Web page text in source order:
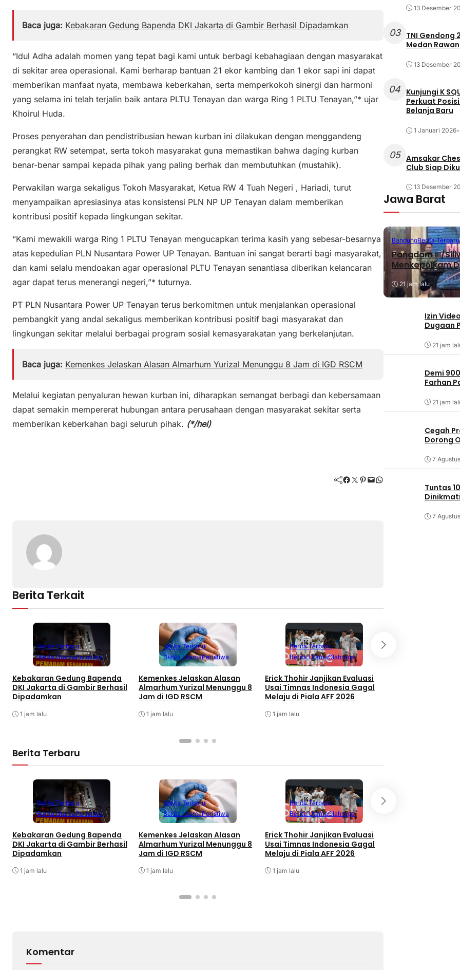
Baca juga: Kebakaran Gedung Bapenda DKI Jakarta di Gambir Berhasil Dipadamkan
“Idul Adha adalah momen yang tepat bagi kami untuk berbagi kebahagiaan dengan masyarakat
di sekitar area operasional. Kami berharap bantuan 21 ekor kambing dan 1 ekor sapi ini dapat
memberikan manfaat nyata, membawa keberkahan, serta memperkokoh sinergi dan harmoni
yang selama ini telah terjalin baik antara PLTU Tenayan dan warga Ring 1 PLTU Tenayan,”* ujar
Khoirul Huda.
Proses penyerahan dan pendistribusian hewan kurban ini dilakukan dengan menggandeng
perangkat RW setempat, serta tokoh masyarakat guna memastikan bahwa daging kurban
benar-benar sampai kepada pihak yang paling berhak dan membutuhkan (mustahik).
Perwakilan warga sekaligus Tokoh Masyarakat, Ketua RW 4 Tuah Negeri , Hariadi, turut
menyampaikan apresiasinya atas konsistensi PLN NP UP Tenayan dalam memberikan
kontribusi positif kepada lingkungan sekitar.
“Kami mewakili warga Ring 1 PLTU Tenayan mengucapkan terima kasih yang sebesar-besarnya
atas kepedulian PLN Nusantara Power UP Tenayan. Bantuan ini sangat berarti bagi masyarakat,
dan kami selalu mendoakan agar operasional PLTU Tenayan senantiasa diberikan kelancaran
agar dapat terus menerangi negeri,”* tuturnya.
PT PLN Nusantara Power UP Tenayan terus berkomitmen untuk menjalankan operasional
pembangkit yang andal sekaligus memberikan kontribusi positif bagi masyarakat dan
lingkungan sekitar melalui berbagai program sosial kemasyarakatan yang berkelanjutan.
Baca juga: Kemenkes Jelaskan Alasan Almarhum Yurizal Menunggu 8 Jam di IGD RSCM
Melalui kegiatan penyaluran hewan kurban ini, diharapkan semangat berbagi dan kebersamaan
dapat semakin mempererat hubungan antara perusahaan dengan masyarakat sekitar serta
memberikan keberkahan bagi seluruh pihak. (*/hel)
Facebook Twitter Pinterest Mail WhatsApp
Berita Terkait
Berita Terbaru
Berita UtamaPeristiwa
Kebakaran Gedung Bapenda
DKI Jakarta di Gambir Berhasil
Dipadamkan
1 jam lalu
Berita Terbaru
Berita UtamaPeristiwa
Kemenkes Jelaskan Alasan
Almarhum Yurizal Menunggu 8
Jam di IGD RSCM
1 jam lalu
Berita Terbaru
Berita UtamaOlahraga
Erick Thohir Janjikan Evaluasi
Usai Timnas Indonesia Gagal
Melaju di Piala AFF 2026
1 jam lalu
Berita Terbaru
Berita Terbaru
Berita UtamaPeristiwa
Kebakaran Gedung Bapenda
DKI Jakarta di Gambir Berhasil
Dipadamkan
1 jam lalu
Berita Terbaru
Berita UtamaPeristiwa
Kemenkes Jelaskan Alasan
Almarhum Yurizal Menunggu 8
Jam di IGD RSCM
1 jam lalu
Berita Terbaru
Berita UtamaOlahraga
Erick Thohir Janjikan Evaluasi
Usai Timnas Indonesia Gagal
Melaju di Piala AFF 2026
1 jam lalu
Komentar
13 Desember
03
TNI Gendong
Medan
13 Desember
04 Kunjungi K
Perkuat
Belanja Baru
1 Januari 2026•
05 Amsakar
Club Siap
13 Desember
Jawa Barat
BandungBerita Terbaru
Pangdam III/
Menkopolkam
21 jam lalu
Izin
Dugaan
21 jam
Demi
Farhan
21 jam
Cegah
Dorong
7
Tuntas
7